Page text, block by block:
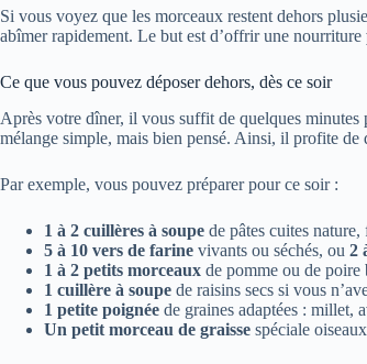
Si vous voyez que les morceaux restent dehors
abîmer rapidement. Le but est d’offrir une nourriture
Ce que vous pouvez déposer dehors, dès ce soir
Après votre dîner, il vous suffit de quelques
mélange simple, mais bien pensé. Ainsi, il profite de
Par exemple, vous pouvez préparer pour ce soir :
1 à 2 cuillères à soupe de pâtes cuites
5 à 10 vers de farine vivants ou séchés, ou 2
1 à 2 petits morceaux de pomme ou de poire
1 cuillère à soupe de raisins secs si vous
1 petite poignée de graines adaptées : millet,
Un petit morceau de graisse spéciale